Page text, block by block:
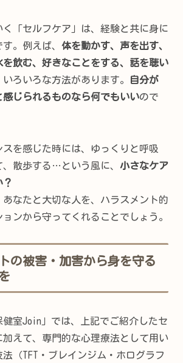
く「セルフケア」は、経験と共に身に
。例えば、 体を動かす、声を出す、
を飲む、好きなことをする、話を聴い
ろいろな方法があります。
自分が
感じられるものなら何でもいいので
を感じた時には、ゆっくりと呼吸
、散歩する…という風に、 小さなケア
なたと大切な人を、ハラスメント的
ンから守ってくれることでしょう。
の被害・加害から身を守る
健室Join」では、上記でご紹介したセ
加えて、専門的な心理療法として用い
（TFT・ブレインジム・ホログラフ